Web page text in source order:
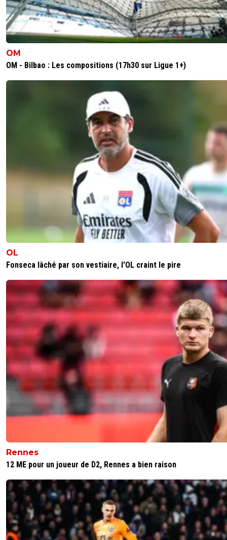
OM
OM - Bilbao : Les compositions (17h30 sur Ligue 1+)
OL
Fonseca lâché par son vestiaire, l'OL craint le pire
Rennes
12 ME pour un joueur de D2, Rennes a bien raison